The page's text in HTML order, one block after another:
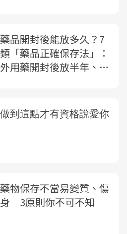
藥品開封後能放多久？7
類「藥品正確保存法」：
外用藥開封後放半年、眼
藥物保存不當易變質、傷
身 3原則你不可不知